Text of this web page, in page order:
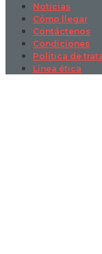
Noticias
Cómo llegar
Contáctenos
Condiciones
Política de
Línea ética